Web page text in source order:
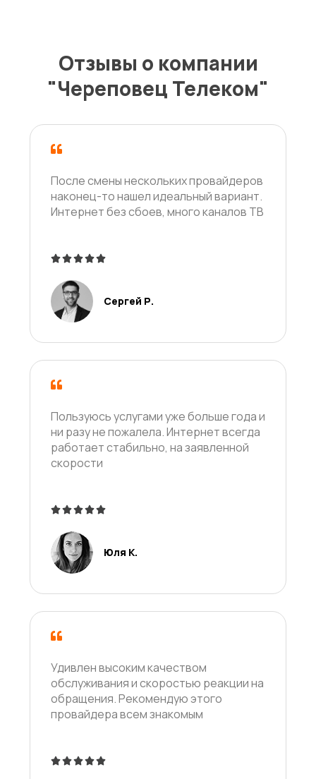
Отзывы о компании
"Череповец Телеком"
После смены нескольких провайдеров
наконец-то нашел идеальный вариант.
Интернет без сбоев, много каналов ТВ

5
Сергей Р.
Пользуюсь услугами уже больше года и
ни разу не пожалела. Интернет всегда
работает стабильно, на заявленной
скорости

5
Юля К.
Удивлен высоким качеством
обслуживания и скоростью реакции на
обращения. Рекомендую этого
провайдера всем знакомым
